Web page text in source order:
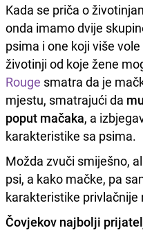
Kada se priča o
onda imamo dvije
psima i one koji više
životinji od koje žene
Rouge smatra da je
mjestu, smatrajući da
poput mačaka, a
karakteristike sa psima.
Možda zvuči smiješno,
psi, a kako mačke, pa
karakteristike privlačnije
Čovjekov najbolji